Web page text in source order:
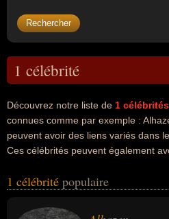
1 célébrité
Découvrez notre liste de 1
connues comme par exemple :
peuvent avoir des liens variés dans
Ces célébrités peuvent également
moment de leurs morts, ils peuvent
1 célébrité populaire